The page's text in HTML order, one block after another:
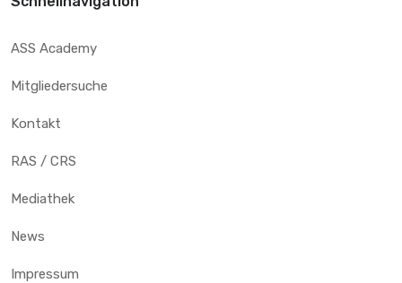
ASS Academy
Mitgliedersuche
Kontakt
RAS / CRS
Mediathek
News
Impressum